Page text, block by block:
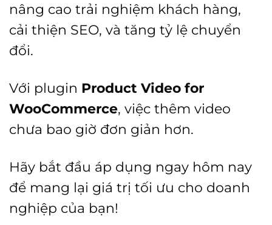
nâng cao trải nghiệm khách hàng,
cải thiện SEO, và tăng tỷ lệ chuyển
đổi.
Với plugin Product Video for
WooCommerce, việc thêm video
chưa bao giờ đơn giản hơn.
Hãy bắt đầu áp dụng ngay hôm nay
để mang lại giá trị tối ưu cho doanh
nghiệp của bạn!